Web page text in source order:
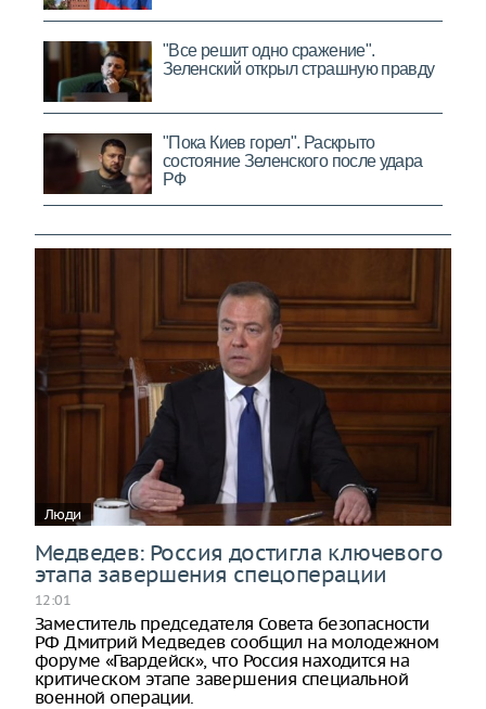
Люди
Медведев: Россия достигла ключевого
этапа завершения спецоперации
12:01
Заместитель председателя Совета безопасности
РФ Дмитрий Медведев сообщил на молодежном
форуме «Гвардейск», что Россия находится на
критическом этапе завершения специальной
военной операции.